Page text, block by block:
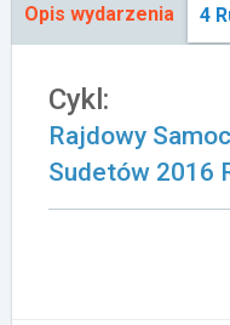
Zaloguj się
Opis wydarzenia 4
Cykl:
Rajdowy
Sudetów 2016